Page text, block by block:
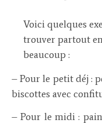
Voici quelques
trouver partout
beaucoup :
– Pour le petit déj :
biscottes avec
– Pour le midi :